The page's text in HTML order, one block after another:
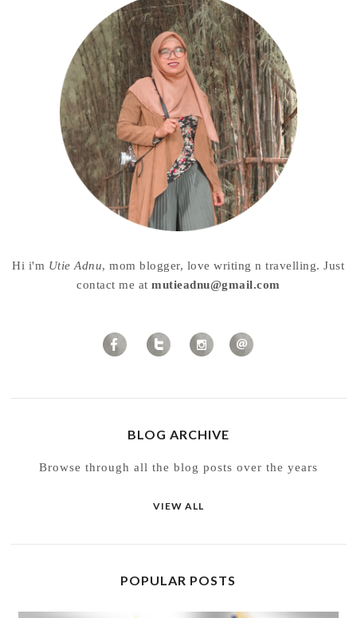
Hi i'm Utie Adnu, mom blogger, love writing n travelling. Just
contact me atmutieadnu@gmail.com
BLOG ARCHIVE
Browse through all the blog posts over the years
VIEW ALL
POPULAR POSTS